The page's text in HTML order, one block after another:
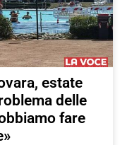
estate
delle
fare